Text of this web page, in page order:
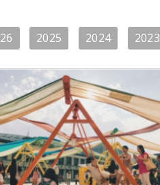
2025 2024 2023